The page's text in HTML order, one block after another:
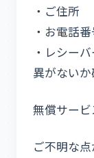
・ご住所
・お電話
・レシー
異がないか
無償サー
ご不明な